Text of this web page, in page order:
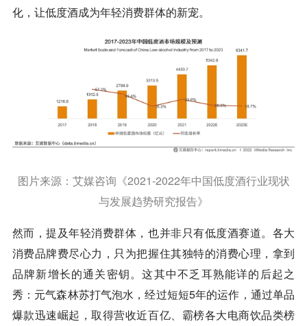
化，让低度酒成为年轻消费群体的新宠。
图片来源：艾媒咨询《2021-2022年中国低度酒行业现状
与发展趋势研究报告》
然而，提及年轻消费群体，也并非只有低度酒赛道。各大
消费品牌费尽心力，只为把握住其独特的消费心理，拿到
品牌新增长的通关密钥。这其中不乏耳熟能详的后起之
秀：元气森林苏打气泡水，经过短短5年的运作，通过单品
爆款迅速崛起，取得营收近百亿、霸榜各大电商饮品类榜